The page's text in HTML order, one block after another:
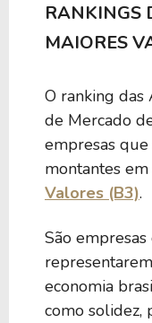
TASA3
WLMM3
CSUD3
MTSA4
RANKINGS
MAIORES
O ranking das
de Mercado
empresas
montantes
Valores (B3).
São
economia
como solidez,